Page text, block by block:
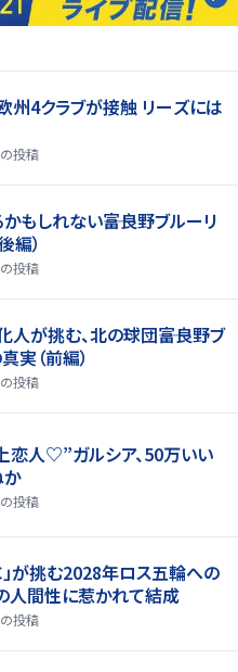
州4クラブが接触 リーズには
投稿
もしれない――富良野ブルーリ
編）
投稿
人が挑む、北の球団――富良野ブ
実（前編）
投稿
恋人♡”ガルシア、50万いい
投稿
が挑む2028年ロス五輪への
人間性に惹かれて結成
投稿